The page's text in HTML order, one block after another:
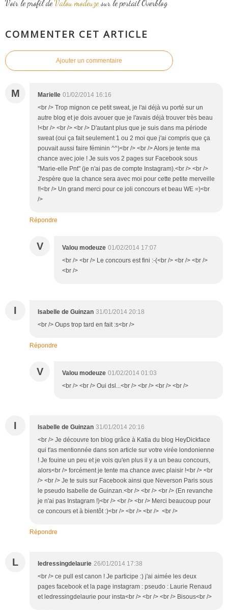
Voir le profil deValou modeuzesur le portail Overblog
COMMENTER CET ARTICLE
Ajouter un commentaire
M Marielle 01/02/2014 16:16
<br /> Trop mignon ce petit sweat, je l'ai déjà vu porté sur un
autre blog et je dois avouer que je l'avais déjà trouver très beau
!<br /> <br /> <br /> D'autant plus que je suis dans ma période
sweat (oui ça fait seulement 1 ou 2 moi que j'ai compris que ça
pouvait aussi faire féminin ^^)<br /> <br /> Alors je tente ma
chance avec joie ! Je suis vos 2 pages sur Facebook sous
"Marie-elle Pnt" (je n'ai pas de compte Instagram).<br /> <br />
J'espère que la chance sera avec moi pour cette petite merveille
!!<br /> Un grand merci pour ce joli concours et beau WE =)<br
/>
Répondre
V Valou modeuze 01/02/2014 17:07
<br /> <br /> Le concours est fini :-(<br /> <br /> <br />
<br />
I Isabelle de Guinzan 31/01/2014 20:18
<br /> Oups trop tard en fait :s<br />
Répondre
V Valou modeuze 01/02/2014 01:03
<br /> <br /> Oui dsl...<br /> <br /> <br /> <br />
I Isabelle de Guinzan 31/01/2014 20:16
<br /> Je découvre ton blog grâce à Katia du blog HeyDickface
qui t'as mentionnée dans son article sur votre virée londonienne
! Je fouine un peu et je vois qu'en plus il y a un beau concours,
alors<br /> forcément je tente ma chance avec plaisir !<br /> <br
/> <br /> Je te suis sur Facebook ainsi que Neverson Paris sous
le pseudo Isabelle de Guinzan.<br /> <br /> <br /> (En revanche
je n'ai pas Instagram !)<br /> <br /> <br /> Merci beaucoup pour
ce concours et à bientôt :)<br /> <br /> <br /> <br />
Répondre
L ledressingdelaurie 26/01/2014 17:38
<br /> ce pull est canon ! Je participe :) j'ai aimée les deux
pages facebook et la page instagram : pseudo : Laurie Renaud
et ledressingdelaurie pour insta<br /> <br /> <br /> Bisous<br />